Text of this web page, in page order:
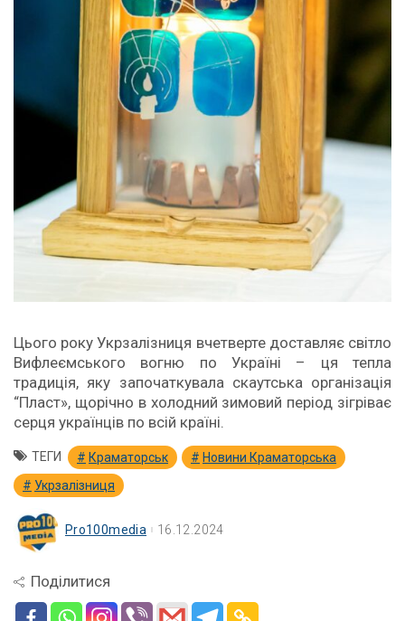
Цього року Укрзалізниця вчетверте доставляє світло
Вифлеємського вогню по Україні – ця тепла
традиція, яку започаткувала скаутська організація
“Пласт», щорічно в холодний зимовий період зігріває
серця українців по всій країні.
ТЕГИ Краматорськ
Новини Краматорська
Укрзалізниця
Pro100media 16.12.2024
Поділитися